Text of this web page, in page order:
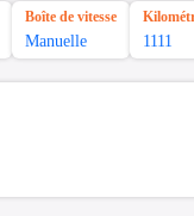
Boîte de vitesse
Manuelle 1111